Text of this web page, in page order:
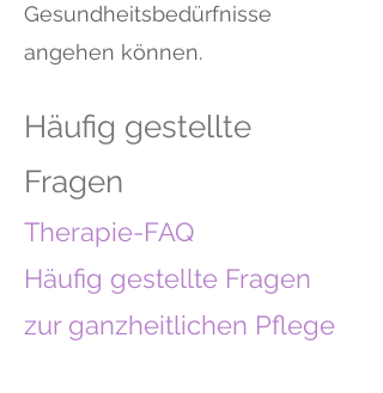
Gesundheitsbedürfnisse
angehen können.
Häufig gestellte
Fragen
Therapie-FAQ
Häufig gestellte Fragen
zur ganzheitlichen Pflege